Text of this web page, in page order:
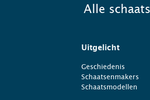
Alle
Uitgelicht
Geschiedenis
Schaatsenmakers
Schaatsmodellen